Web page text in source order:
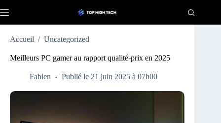
au
Accueil / Uncategorized
Meilleurs PC gamer au rapport qualité-prix en 2025
Fabien Publié le 21 juin 2025 à 07h00